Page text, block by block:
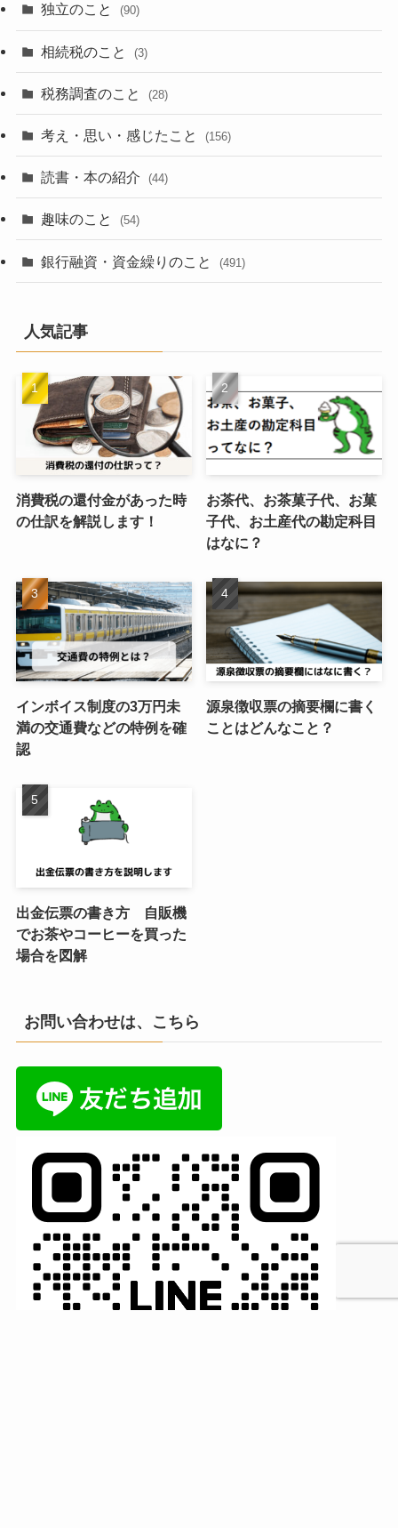
独立のこと (90)
相続税のこと (3)
税務調査のこと (28)
考え・思い・感じたこと (156)
読書・本の紹介 (44)
趣味のこと (54)
銀行融資・資金繰りのこと (491)
人気記事
消費税の還付金があった時
の仕訳を解説します！
お茶代、お茶菓子代、お菓
子代、お土産代の勘定科目
はなに？
インボイス制度の3万円未
満の交通費などの特例を確
認
源泉徴収票の摘要欄に書く
ことはどんなこと？
出金伝票の書き方 自販機
でお茶やコーヒーを買った
場合を図解
お問い合わせは、こちら